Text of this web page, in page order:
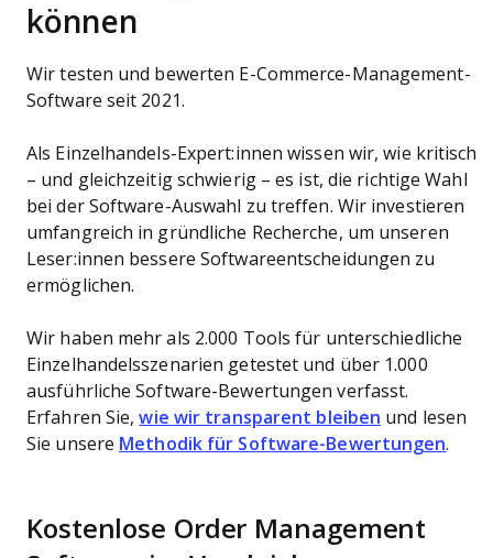
können
Wir testen und bewerten E-Commerce-Management-
Software seit 2021.
Als Einzelhandels-Expert:innen wissen wir, wie kritisch
– und gleichzeitig schwierig – es ist, die richtige Wahl
bei der Software-Auswahl zu treffen. Wir investieren
umfangreich in gründliche Recherche, um unseren
Leser:innen bessere Softwareentscheidungen zu
ermöglichen.
Wir haben mehr als 2.000 Tools für unterschiedliche
Einzelhandelsszenarien getestet und über 1.000
ausführliche Software-Bewertungen verfasst.
Erfahren Sie,wie wir transparent bleiben und lesen
Sie unsere Methodik für Software-Bewertungen.
Kostenlose Order Management